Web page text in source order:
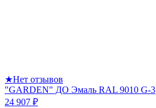
★Нет отзывов
"GARDEN" ДО Эмаль RAL 9010 G-3
24 907 ₽